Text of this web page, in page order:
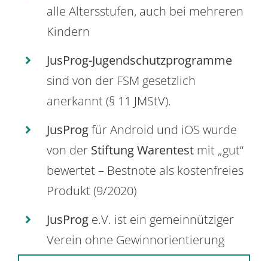
alle Altersstufen, auch bei mehreren
Kindern
JusProg-Jugendschutzprogramme
sind von der FSM gesetzlich
anerkannt (§ 11 JMStV).
JusProgfür Android und iOS wurde
von der Stiftung Warentest mit „gut“
bewertet – Bestnote als kostenfreies
Produkt (9/2020)
JusProg e.V. ist ein gemeinnütziger
Verein ohne Gewinnorientierung